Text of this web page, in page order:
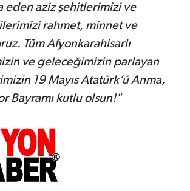
eden aziz şehitlerimizi ve
rahmet, minnet ve
Tüm Afyonkarahisarlı
ve geleceğimizin parlayan
19 Mayıs Atatürk’ü Anma,
Bayramı kutlu olsun!"